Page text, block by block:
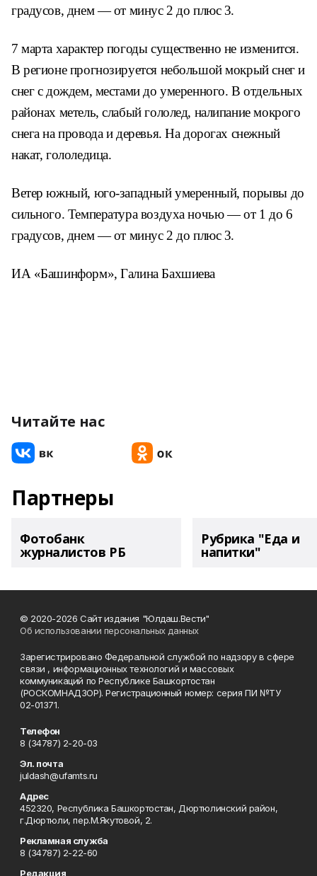
градусов, днем — от минус 2 до плюс 3.
7 марта характер погоды существенно не изменится.
В регионе прогнозируется небольшой мокрый снег и
снег с дождем, местами до умеренного. В отдельных
районах метель, слабый гололед, налипание мокрого
снега на провода и деревья. На дорогах снежный
накат, гололедица.
Ветер южный, юго-западный умеренный, порывы до
сильного. Температура воздуха ночью — от 1 до 6
градусов, днем — от минус 2 до плюс 3.
ИА «Башинформ», Галина Бахшиева
Читайте нас
Партнеры
Фотобанк
журналистов РБ
Рубрика "Еда и
напитки"
© 2020-2026 Сайт издания "Юлдаш.Вести"
Об использовании персональных данных
Зарегистрировано Федеральной службой по надзору в сфере
связи , информационных технологий и массовых
коммуникаций по Республике Башкортостан
(РОСКОМНАДЗОР). Регистрационный номер: серия ПИ №ТУ
02-01371.
Телефон
8 (34787) 2-20-03
Эл. почта
juldash@ufamts.ru
Адрес
452320, Республика Башкортостан, Дюртюлинский район,
г.Дюртюли, пер.М.Якутовой, 2.
Рекламная служба
8 (34787) 2-22-60
Редакция